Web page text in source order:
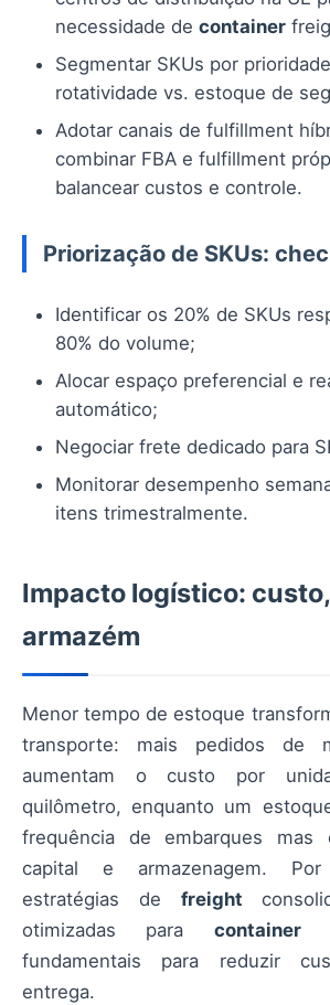
necessidade de container
Segmentar SKUs por
rotatividade vs. estoque de
Adotar canais de fulfillment
combinar FBA e fulfillment
balancear custos e controle.
Priorização de SKUs:
Identificar os 20% de SKUs
80% do volume;
Alocar espaço preferencial e
automático;
Negociar frete dedicado para
Monitorar desempenho
itens trimestralmente.
Impacto logístico:
armazém
Menor tempo de estoque
transporte: mais pedidos de
aumentam o custo por
quilômetro, enquanto um
frequência de embarques mas
capital e armazenagem. Por
estratégias de freight
otimizadas para container
fundamentais para reduzir
entrega.